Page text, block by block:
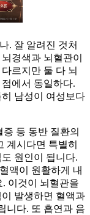
. 잘 알려진 것처
경색과 뇌혈관이
르지만 둘 다 뇌
에서 동일하다.
남성이 여성보다
등 동반 질환의
계시다면 특별히
원인이 됩니다.
액이 원활하게 내
이것이 뇌혈관을
발생하면 혈액과
니다. 또 흡연과 음